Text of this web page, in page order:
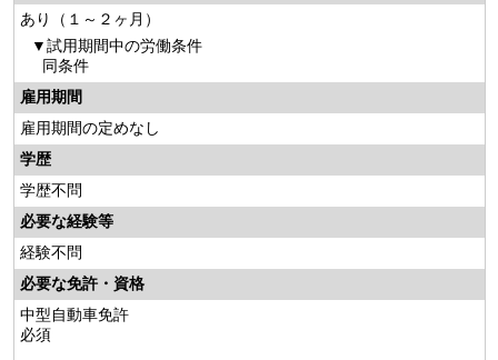
あり（１～２ヶ月）
試用期間中の労働条件
同条件
雇用期間
雇用期間の定めなし
学歴
学歴不問
必要な経験等
経験不問
必要な免許・資格
中型自動車免許
必須